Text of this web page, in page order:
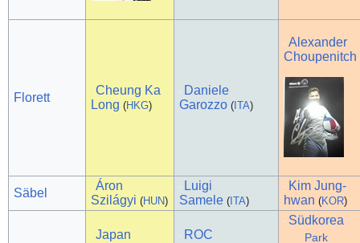
Florett
Cheung Ka
Long (HKG)
Daniele
Garozzo ( ITA)
Alexander
Choupenitch
Säbel
Áron
Szilágyi (HUN)
Luigi
Samele ( ITA)
Kim Jung-
hwan (KOR)
Japan ROC
Südkorea
Park